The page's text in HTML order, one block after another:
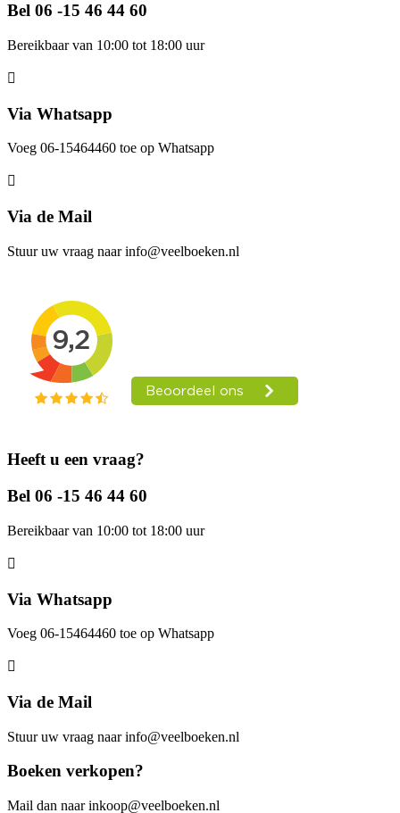
Bel 06 -15 46 44 60
Bereikbaar van 10:00 tot 18:00 uur
Via Whatsapp
Voeg 06-15464460 toe op Whatsapp
Via de Mail
Stuur uw vraag naar info@veelboeken.nl
Heeft u een vraag?
Bel 06 -15 46 44 60
Bereikbaar van 10:00 tot 18:00 uur
Via Whatsapp
Voeg 06-15464460 toe op Whatsapp
Via de Mail
Stuur uw vraag naar info@veelboeken.nl
Boeken verkopen?
Mail dan naar inkoop@veelboeken.nl